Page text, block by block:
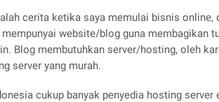
cerita ketika saya memulai bisnis online,
website/blog guna membagikan
Blog membutuhkan server/hosting, oleh
server yang murah.
cukup banyak penyedia hosting server